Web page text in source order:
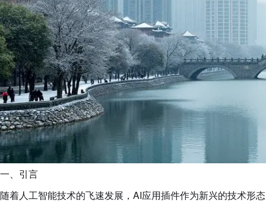
一、引言
随着人工智能技术的飞速发展，AI应用插件作为新兴的技术形